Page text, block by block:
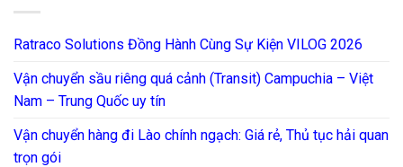
Ratraco Solutions Đồng Hành Cùng Sự Kiện VILOG 2026
Vận chuyển sầu riêng quá cảnh (Transit) Campuchia – Việt
Nam – Trung Quốc uy tín
Vận chuyển hàng đi Lào chính ngạch: Giá rẻ, Thủ tục hải quan
trọn gói